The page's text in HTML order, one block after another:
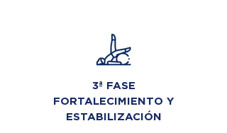
3ª FASE
FORTALECIMIENTO Y
ESTABILIZACIÓN